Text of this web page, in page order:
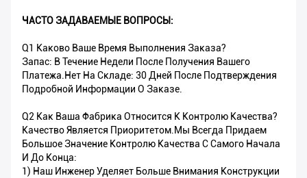
ЧАСТО ЗАДАВАЕМЫЕ ВОПРОСЫ:
Q1 Каково Ваше Время Выполнения Заказа?
Запас: В Течение Недели После Получения Вашего
Платежа.Нет На Складе: 30 Дней После Подтверждения
Подробной Информации О Заказе.
Q2 Как Ваша Фабрика Относится К Контролю Качества?
Качество Является Приоритетом.Мы Всегда Придаем
Большое Значение Контролю Качества С Самого Начала
И До Конца:
1) Наш Инженер Уделяет Больше Внимания Конструкции